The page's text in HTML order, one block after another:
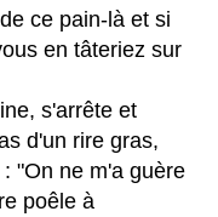
ce pain-là et si
en tâteriez sur
s'arrête et
d'un rire gras,
"On ne m'a guère
poêle à